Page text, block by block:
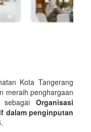
Kota Tangerang
meraih penghargaan
sebagai Organisasi
dalam penginputan
.